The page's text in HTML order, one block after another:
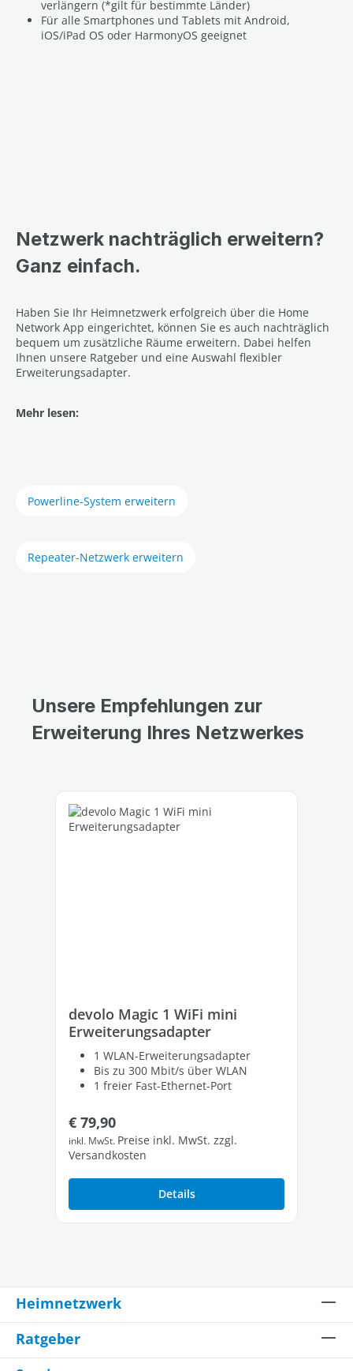
verlängern (*gilt für bestimmte Länder)
Für alle Smartphones und Tablets mit Android,
iOS/iPad OS oder HarmonyOS geeignet
Netzwerk nachträglich erweitern?
Ganz einfach.
Haben Sie Ihr Heimnetzwerk erfolgreich über die Home
Network App eingerichtet, können Sie es auch nachträglich
bequem um zusätzliche Räume erweitern. Dabei helfen
Ihnen unsere Ratgeber und eine Auswahl flexibler
Erweiterungsadapter.
Mehr lesen:
Powerline-System erweitern
Repeater-Netzwerk erweitern
Unsere Empfehlungen zur
Erweiterung Ihres Netzwerkes
Produktgalerie überspringen
devolo Magic 1 WiFi mini
Erweiterungsadapter
1 WLAN-Erweiterungsadapter
Bis zu 300 Mbit/s über WLAN
1 freier Fast-Ethernet-Port
Regulärer Preis:
€ 79,90
inkl. MwSt. Preise inkl. MwSt. zzgl.
Versandkosten
Details
Heimnetzwerk
Ratgeber